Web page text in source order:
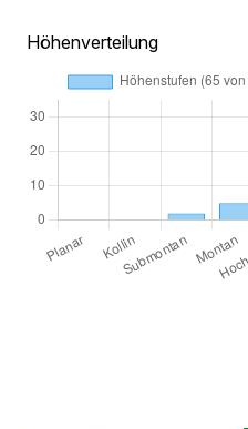
Höhenverteilung